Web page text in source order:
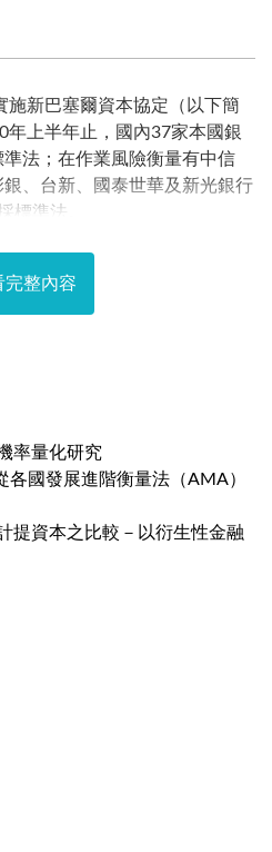
施新巴塞爾資本協定（以下簡
年上半年止，國內37家本國銀
法；在作業風險衡量有中信
、台新、國泰世華及新光銀行
標準法。
完整內容
率量化研究
國發展進階衡量法（AMA）
提資本之比較－以衍生性金融